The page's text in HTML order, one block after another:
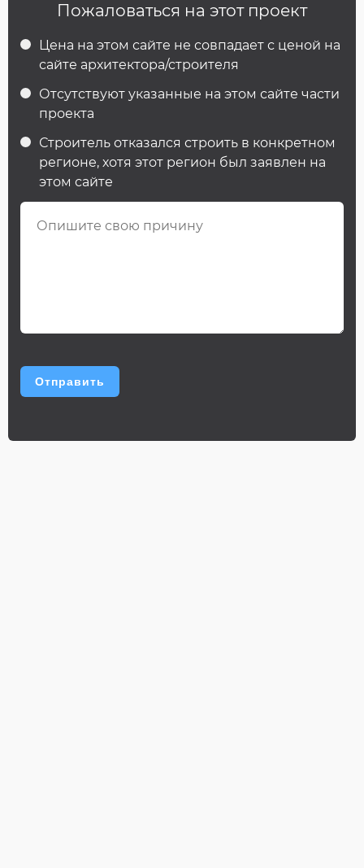
Пожаловаться на этот проект
Цена на этом сайте не совпадает с ценой на
сайте архитектора/строителя
Отсутствуют указанные на этом сайте части
проекта
Строитель отказался строить в конкретном
регионе, хотя этот регион был заявлен на
этом сайте